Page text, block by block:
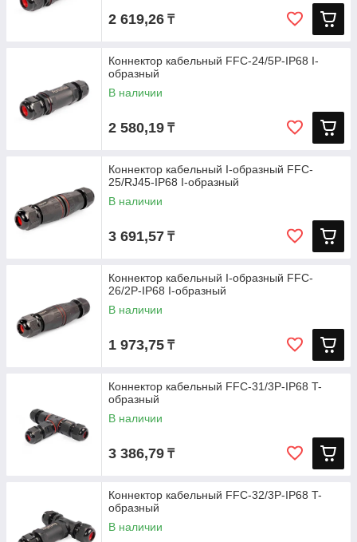
2 619,26 ₸
Коннектор кабельный FFC-24/5P-IP68 I-
образный
В наличии
2 580,19 ₸
Коннектор кабельный I-образный FFC-
25/RJ45-IP68 I-образный
В наличии
3 691,57 ₸
Коннектор кабельный I-образный FFC-
26/2P-IP68 I-образный
В наличии
1 973,75 ₸
Коннектор кабельный FFC-31/3P-IP68 T-
образный
В наличии
3 386,79 ₸
Коннектор кабельный FFC-32/3P-IP68 T-
образный
В наличии